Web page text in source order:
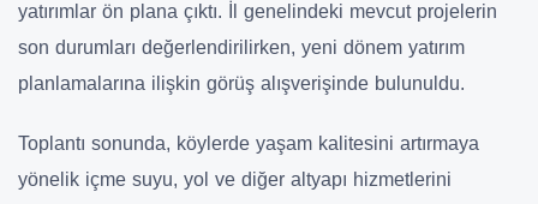
yatırımlar ön plana çıktı. İl genelindeki mevcut projelerin
son durumları değerlendirilirken, yeni dönem yatırım
planlamalarına ilişkin görüş alışverişinde bulunuldu.
Toplantı sonunda, köylerde yaşam kalitesini artırmaya
yönelik içme suyu, yol ve diğer altyapı hizmetlerini